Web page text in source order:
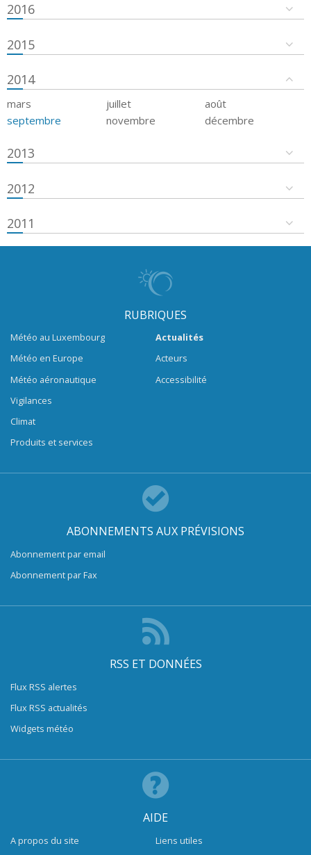
2016
2015
2014
mars juillet
août
septembre
novembre décembre
2013
2012
2011
RUBRIQUES
Météo au Luxembourg
Météo en Europe
Météo aéronautique
Vigilances
Climat
Produits et services
Actualités
Acteurs
Accessibilité
ABONNEMENTS AUX PRÉVISIONS
Abonnement par email
Abonnement par Fax
RSS ET DONNÉES
Flux RSS alertes
Flux RSS actualités
Widgets météo
AIDE
A propos du site
Liens utiles